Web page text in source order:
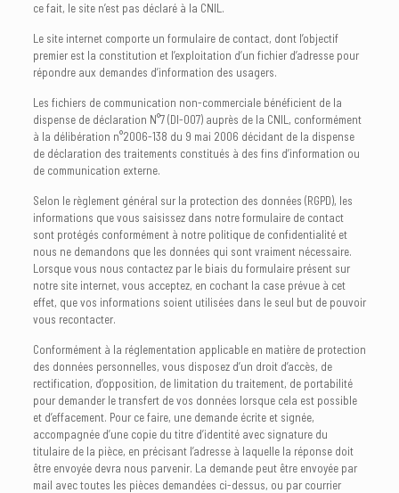
ce fait, le site n’est pas déclaré à la CNIL.
Le site internet comporte un formulaire de contact, dont l’objectif
premier est la constitution et l’exploitation d’un fichier d’adresse pour
répondre aux demandes d’information des usagers.
Les fichiers de communication non-commerciale bénéficient de la
dispense de déclaration N°7 (DI-007) auprès de la CNIL, conformément
à la délibération n°2006-138 du 9 mai 2006 décidant de la dispense
de déclaration des traitements constitués à des fins d’information ou
de communication externe.
Selon le règlement général sur la protection des données (RGPD), les
informations que vous saisissez dans notre formulaire de contact
sont protégés conformément à notre politique de confidentialité et
nous ne demandons que les données qui sont vraiment nécessaire.
Lorsque vous nous contactez par le biais du formulaire présent sur
notre site internet, vous acceptez, en cochant la case prévue à cet
effet, que vos informations soient utilisées dans le seul but de pouvoir
vous recontacter.
Conformément à la réglementation applicable en matière de protection
des données personnelles, vous disposez d’un droit d’accès, de
rectification, d’opposition, de limitation du traitement, de portabilité
pour demander le transfert de vos données lorsque cela est possible
et d’effacement. Pour ce faire, une demande écrite et signée,
accompagnée d’une copie du titre d’identité avec signature du
titulaire de la pièce, en précisant l’adresse à laquelle la réponse doit
être envoyée devra nous parvenir. La demande peut être envoyée par
mail avec toutes les pièces demandées ci-dessus, ou par courrier